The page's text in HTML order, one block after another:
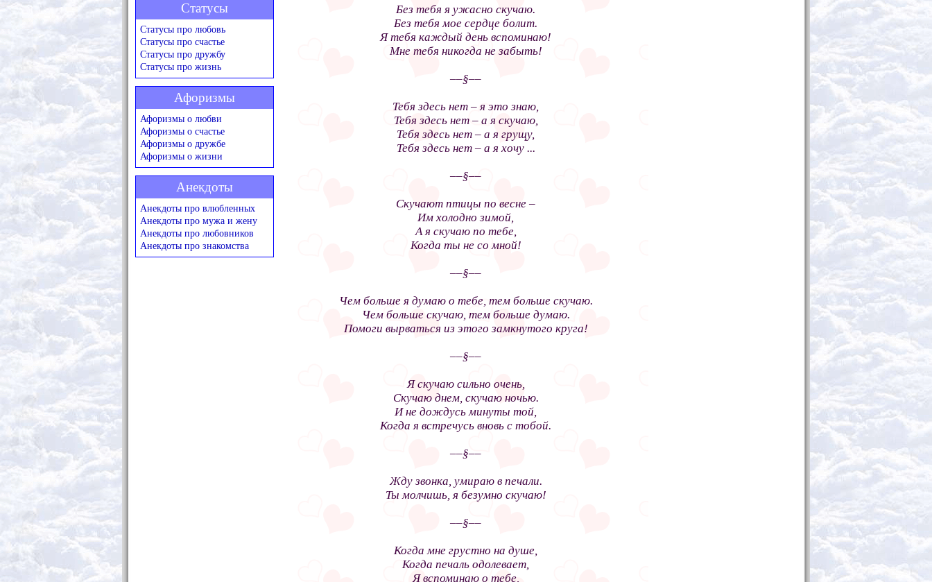
Без тебя я ужасно скучаю.
Без тебя мое сердце болит.
Я тебя каждый день вспоминаю!
Мне тебя никогда не забыть!
––§––
Тебя здесь нет – я это знаю,
Тебя здесь нет – а я скучаю,
Тебя здесь нет – а я грущу,
Тебя здесь нет – а я хочу ...
––§––
Скучают птицы по весне –
Им холодно зимой,
А я скучаю по тебе,
Когда ты не со мной!
––§––
Чем больше я думаю о тебе, тем больше скучаю.
Чем больше скучаю, тем больше думаю.
Помоги вырваться из этого замкнутого круга!
––§––
Я скучаю сильно очень,
Скучаю днем, скучаю ночью.
И не дождусь минуты той,
Когда я встречусь вновь с тобой.
––§––
Жду звонка, умираю в печали.
Ты молчишь, я безумно скучаю!
––§––
Когда мне грустно на душе,
Когда печаль одолевает,
Я вспоминаю о тебе,
Статусы
Статусы про любовь
Статусы про счастье
Статусы про дружбу
Статусы про жизнь
Афоризмы
Афоризмы о любви
Афоризмы о счастье
Афоризмы о дружбе
Афоризмы о жизни
Анекдоты
Анекдоты про влюбленных
Анекдоты про мужа и жену
Анекдоты про любовников
Анекдоты про знакомства